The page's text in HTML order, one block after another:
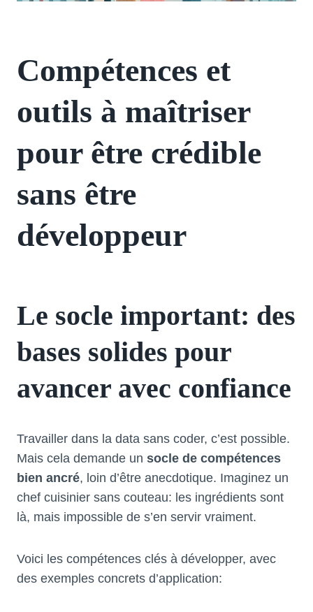
Compétences et
outils à maîtriser
pour être crédible
sans être
développeur
Le socle important: des
bases solides pour
avancer avec confiance
Travailler dans la data sans coder, c’est possible.
Mais cela demande un socle de compétences
bien ancré, loin d’être anecdotique. Imaginez un
chef cuisinier sans couteau: les ingrédients sont
là, mais impossible de s’en servir vraiment.
Voici les compétences clés à développer, avec
des exemples concrets d’application: